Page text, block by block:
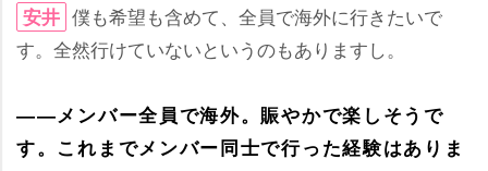
安井 僕も希望も含めて、全員で海外に行きたいで
す。全然行けていないというのもありますし。
――メンバー全員で海外。賑やかで楽しそうで
す。これまでメンバー同士で行った経験はありま